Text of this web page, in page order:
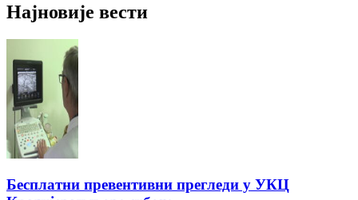
Најновије вести
Бесплатни превентивни прегледи у УКЦ